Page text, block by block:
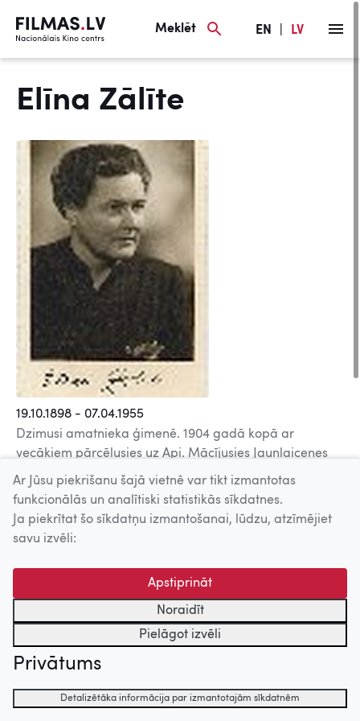
Meklēt EN LV
Elīna Zālīte
19.10.1898 - 07.04.1955
Dzimusi amatnieka ģimenē. 1904 gadā kopā ar
vecākiem pārcēlusies uz Api. Mācījusies Jaunlaicenes
pagasta Opes (Apes) pamatskolā, 1918.gadā kā
eksterne beigusi Puškina ģimnāziju Tērbatā. 1918 – 1920
gadā skolotāja Alūksnē, no 1921 gada dzīvoja Rīgā. 1928
– 1934 gados Dailes teātra dramaturģe. 1932.g.
Pēc 2. pasaules kara neilgi Muzikālās komēdijas
(Operetes) teātra dramaturģe.Pirmā publikācija – V.
Ridalas dzejoļa "Upurakmens" tulkojums laikrakstā
"Latvijas Vēstnesis" 1921 gadā, pirmais oriģināldzejolis
"Baznīcā" laikrakstā "Latvijas Vēstnesis". Lielu
popularitāti ieguva dzejoļu krājums "Sila ziedi" (1931),
Zālīte bija spilgta latviešu romantiskās dzejas pārstāve,
Ar Jūsu piekrišanu šajā vietnē var tikt izmantotas
funkcionālās un analītiski statistikās sīkdatnes.
Ja piekrītat šo sīkdatņu izmantošanai, lūdzu, atzīmējiet
savu izvēli:
Apstiprināt
Noraidīt
Pielāgot izvēli
Privātums
Detalizētāka informācija par izmantotajām sīkdatnēm